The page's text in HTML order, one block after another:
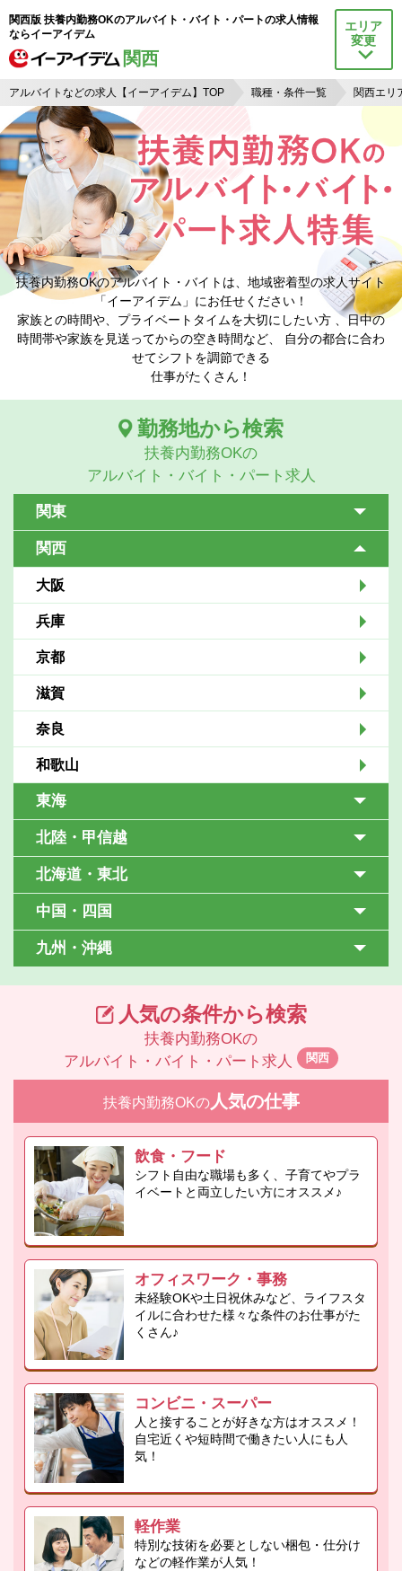
関西版 扶養内勤務OKのアルバイト・バイト・パートの求人情報
ならイーアイデム
関西
エリア
変更
アルバイトなどの求人【イーアイデム】TOP 職種・条件一覧 関西エリ
扶養内勤務OKのアルバイト・バイトは、地域密着型の求人サイト
「イーアイデム」にお任せください！
家族との時間や、プライベートタイムを大切にしたい方 、日中の
時間帯や家族を見送ってからの空き時間など、 自分の都合に合わ
せてシフトを調節できる
仕事がたくさん！
勤務地から検索
扶養内勤務OKの
アルバイト・バイト・パート求人
関東
関西
大阪
兵庫
京都
滋賀
奈良
和歌山
東海
北陸・甲信越
北海道・東北
中国・四国
九州・沖縄
人気の条件から検索
扶養内勤務OKの
アルバイト・バイト・パート求人
関西
扶養内勤務OKの人気の仕事
飲食・フード
シフト自由な職場も多く、子育てやプラ
イベートと両立したい方にオススメ♪
オフィスワーク・事務
未経験OKや土日祝休みなど、ライフスタ
イルに合わせた様々な条件のお仕事がた
くさん♪
コンビニ・スーパー
人と接することが好きな方はオススメ！
自宅近くや短時間で働きたい人にも人
気！
軽作業
特別な技術を必要としない梱包・仕分け
などの軽作業が人気！